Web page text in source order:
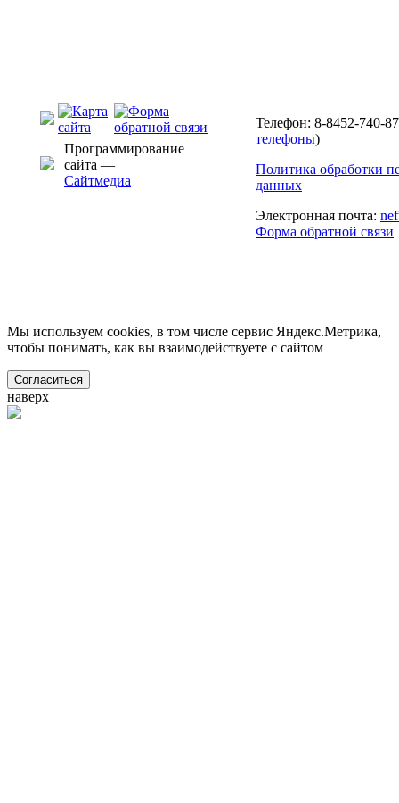
Программирование
сайта —
Сайтмедиа
Телефон: 8-8452-740-
телефоны)
Политика обработки
данных
Электронная почта:
Форма обратной связи
Мы используем cookies, в том числе сервис Яндекс.Метрика,
чтобы понимать, как вы взаимодействуете с сайтом
Согласиться
наверх